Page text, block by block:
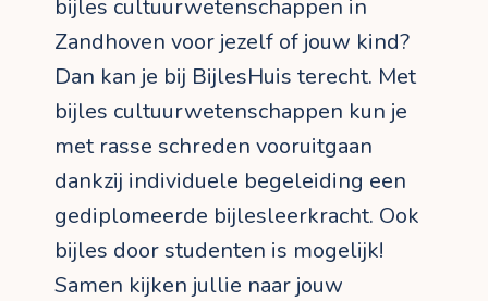
bijles cultuurwetenschappen in
Zandhoven voor jezelf of jouw kind?
Dan kan je bij BijlesHuis terecht. Met
bijles cultuurwetenschappen kun je
met rasse schreden vooruitgaan
dankzij individuele begeleiding een
gediplomeerde bijlesleerkracht. Ook
bijles door studenten is mogelijk!
Samen kijken jullie naar jouw